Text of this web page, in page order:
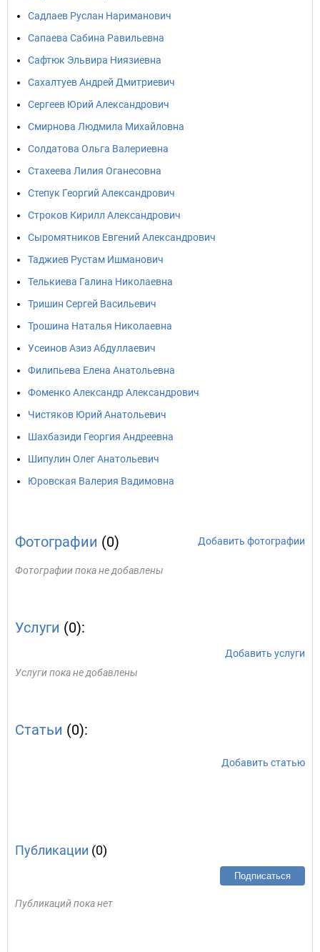
Садлаев Руслан Нариманович
Сапаева Сабина Равильевна
Сафтюк Эльвира Ниязиевна
Сахалтуев Андрей Дмитриевич
Сергеев Юрий Александрович
Смирнова Людмила Михайловна
Солдатова Ольга Валериевна
Стахеева Лилия Оганесовна
Степук Георгий Александрович
Строков Кирилл Александрович
Сыромятников Евгений Александрович
Таджиев Рустам Ишманович
Телькиева Галина Николаевна
Тришин Сергей Васильевич
Трошина Наталья Николаевна
Усеинов Азиз Абдуллаевич
Филипьева Елена Анатольевна
Фоменко Александр Александрович
Чистяков Юрий Анатольевич
Шахбазиди Георгия Андреевна
Шипулин Олег Анатольевич
Юровская Валерия Вадимовна
Фотографии (0) Добавить фотографии
Фотографии пока не добавлены
Услуги (0):
Добавить услуги
Услуги пока не добавлены
Статьи (0):
Добавить статью
Публикации (0)
Подписаться
Публикаций пока нет